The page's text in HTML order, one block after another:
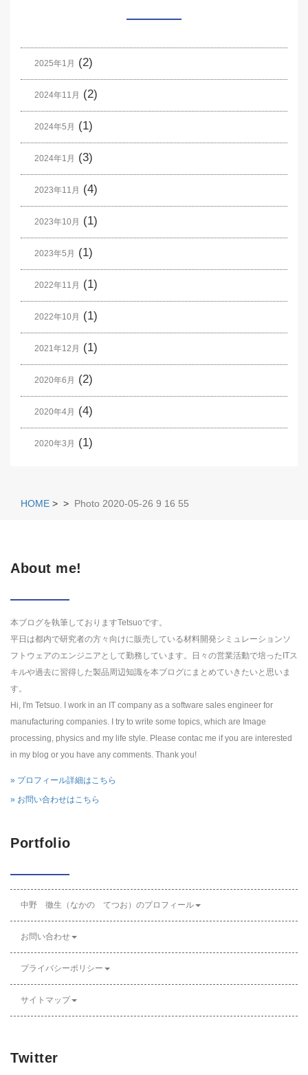
2025年1月 (2)
2024年11月 (2)
2024年5月 (1)
2024年1月 (3)
2023年11月 (4)
2023年10月 (1)
2023年5月 (1)
2022年11月 (1)
2022年10月 (1)
2021年12月 (1)
2020年6月 (2)
2020年4月 (4)
2020年3月 (1)
HOME > > Photo 2020-05-26 9 16 55
About me!
本ブログを執筆しておりますTetsuoです。
平日は都内で研究者の方々向けに販売している材料開発シミュレーションソ
フトウェアのエンジニアとして勤務しています。日々の営業活動で培ったITス
キルや過去に習得した製品周辺知識を本ブログにまとめていきたいと思いま
す。
Hi, I'm Tetsuo. I work in an IT company as a software sales engineer for
manufacturing companies. I try to write some topics, which are Image
processing, physics and my life style. Please contac me if you are interested
in my blog or you have any comments. Thank you!
» プロフィール詳細はこちら
» お問い合わせはこちら
Portfolio
中野 徹生（なかの てつお）のプロフィール
お問い合わせ
プライバシーポリシー
サイトマップ
Twitter